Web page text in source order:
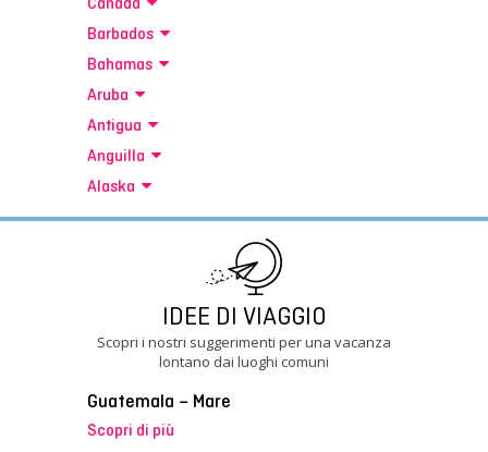
Barbados
Bahamas
Aruba
Antigua
Anguilla
Alaska
IDEE DI VIAGGIO
Scopri i nostri suggerimenti per una vacanza
lontano dai luoghi comuni
Guatemala – Mare
Scopri di più